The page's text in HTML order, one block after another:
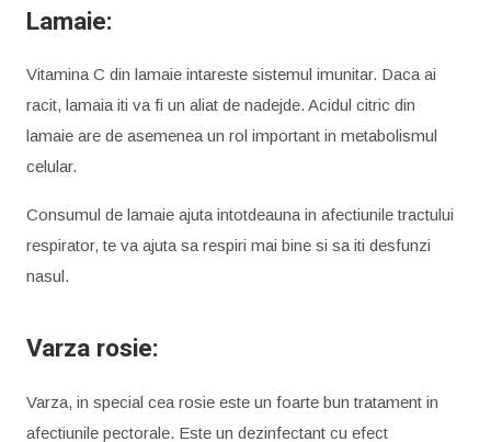
Lamaie:
Vitamina C din lamaie intareste sistemul imunitar. Daca ai
racit, lamaia iti va fi un aliat de nadejde. Acidul citric din
lamaie are de asemenea un rol important in metabolismul
celular.
Consumul de lamaie ajuta intotdeauna in afectiunile tractului
respirator, te va ajuta sa respiri mai bine si sa iti desfunzi
nasul.
Varza rosie:
Varza, in special cea rosie este un foarte bun tratament in
afectiunile pectorale. Este un dezinfectant cu efect